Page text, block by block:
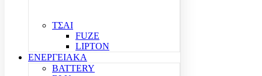
ΤΣΑΙ
FUZE
LIPTON
ΕΝΕΡΓΕΙΑΚΑ
BATTERY